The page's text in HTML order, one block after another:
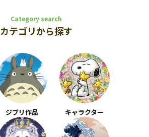
Category search
カテゴリから探す
ジブリ作品 キャラクター